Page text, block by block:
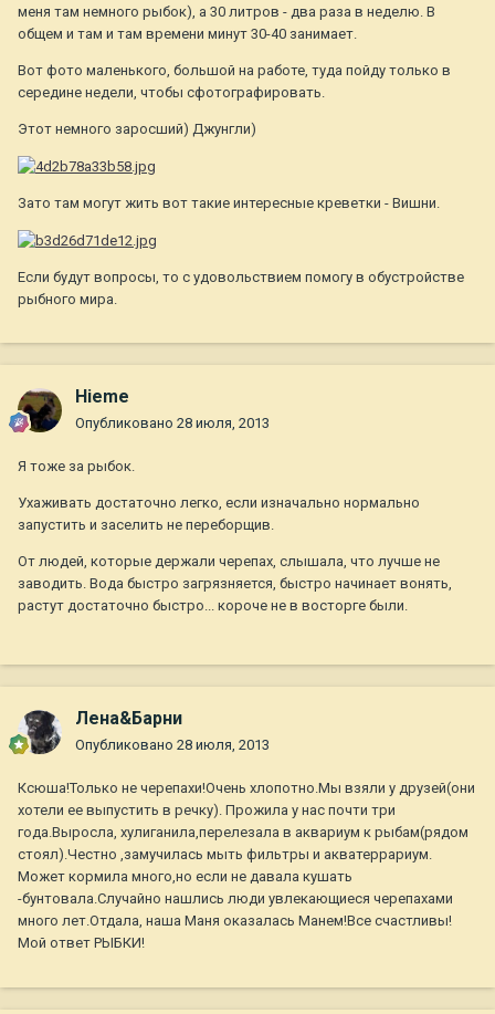
меня там немного рыбок), а 30 литров - два раза в неделю. В
общем и там и там времени минут 30-40 занимает.
Вот фото маленького, большой на работе, туда пойду только в
середине недели, чтобы сфотографировать.
Этот немного заросший) Джунгли)
Зато там могут жить вот такие интересные креветки - Вишни.
Если будут вопросы, то с удовольствием помогу в обустройстве
рыбного мира.
Hieme
Опубликовано 28 июля, 2013
Я тоже за рыбок.
Ухаживать достаточно легко, если изначально нормально
запустить и заселить не переборщив.
От людей, которые держали черепах, слышала, что лучше не
заводить. Вода быстро загрязняется, быстро начинает вонять,
растут достаточно быстро... короче не в восторге были.
Лена&Барни
Опубликовано 28 июля, 2013
Ксюша!Только не черепахи!Очень хлопотно.Мы взяли у друзей(они
хотели ее выпустить в речку). Прожила у нас почти три
года.Выросла, хулиганила,перелезала в аквариум к рыбам(рядом
стоял).Честно ,замучилась мыть фильтры и акватеррариум.
Может кормила много,но если не давала кушать
-бунтовала.Случайно нашлись люди увлекающиеся черепахами
много лет.Отдала, наша Маня оказалась Манем!Все счастливы!
Мой ответ РЫБКИ!